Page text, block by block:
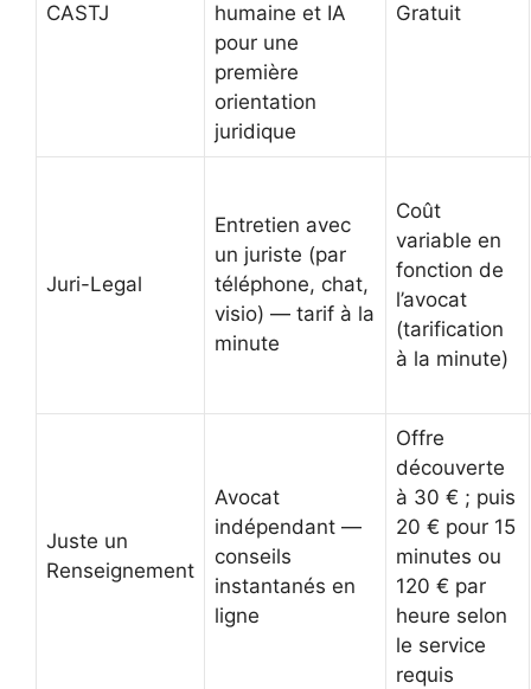
CASTJ
humaine et IA
pour une
première
orientation
juridique
Gratuit
Juri-Legal
Entretien avec
un juriste (par
téléphone, chat,
visio) — tarif à la
minute
Coût
variable en
fonction de
l’avocat
(tarification
à la minute)
Juste un
Renseignement
Avocat
indépendant —
conseils
instantanés en
ligne
Offre
découverte
à 30 € ; puis
20 € pour 15
minutes ou
120 € par
heure selon
le service
requis